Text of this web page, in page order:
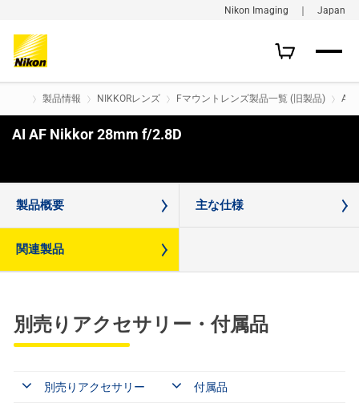
Nikon Imaging ｜ Japan
製品情報 NIKKORレンズ Fマウントレンズ製品一覧 (旧製品) AI
AI AF Nikkor 28mm f/2.8D
製品概要 主な仕様
関連製品
別売りアクセサリー・付属品
別売りアクセサリー 付属品